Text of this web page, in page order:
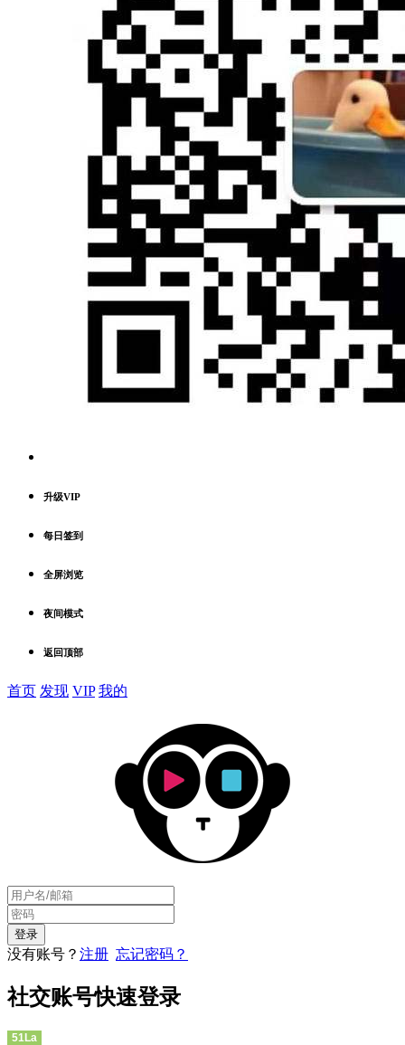
升级VIP
每日签到
全屏浏览
夜间模式
返回顶部
首页 发现 VIP 我的
没有账号？ 注册 忘记密码？
社交账号快速登录
51La